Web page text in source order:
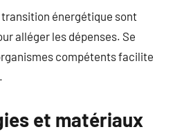
énergétique sont
alléger les dépenses. Se
compétents facilite
et matériaux